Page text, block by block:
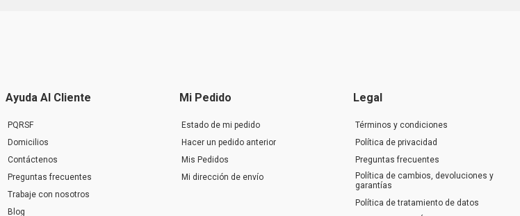
Ayuda Al Cliente
PQRSF
Domicilios
Contáctenos
Preguntas frecuentes
Trabaje con nosotros
Blog
Mi Pedido
Estado de mi pedido
Hacer un pedido anterior
Mis Pedidos
Mi dirección de envío
Legal
Términos y condiciones
Política de privacidad
Preguntas frecuentes
Política de cambios, devoluciones y
garantías
Política de tratamiento de datos